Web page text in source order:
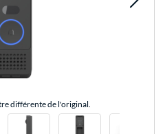
différente de l'original.